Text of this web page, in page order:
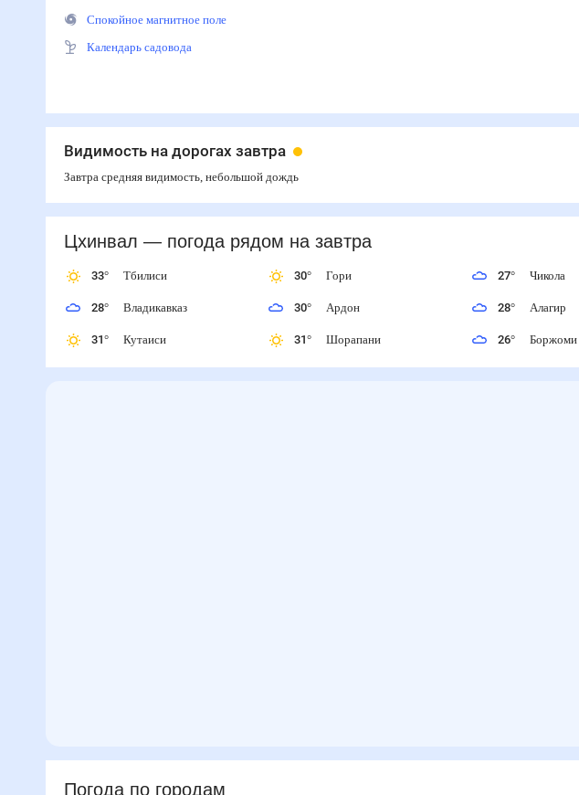
Спокойное магнитное поле
Календарь садовода
Видимость на дорогах завтра
Завтра средняя видимость, небольшой дождь
Цхинвал— погода рядомна завтра
33° Тбилиси
28° Владикавказ
31° Кутаиси
30° Гори
30° Ардон
31° Шорапани
27° Чикола
28° Алагир
26° Боржоми
Погода по городам